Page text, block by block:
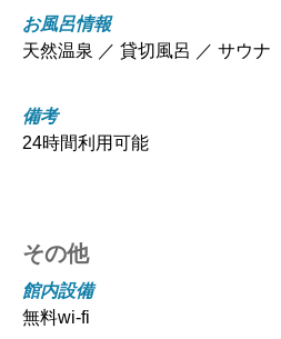
お風呂情報
天然温泉 ／ 貸切風呂 ／ サウナ
備考
24時間利用可能
その他
館内設備
無料wi-fi